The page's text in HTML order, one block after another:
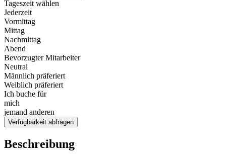
Tageszeit wählen
Jederzeit
Vormittag
Mittag
Nachmittag
Abend
Bevorzugter Mitarbeiter
Neutral
Männlich präferiert
Weiblich präferiert
Ich buche für
mich
jemand anderen
Verfügbarkeit abfragen
Beschreibung